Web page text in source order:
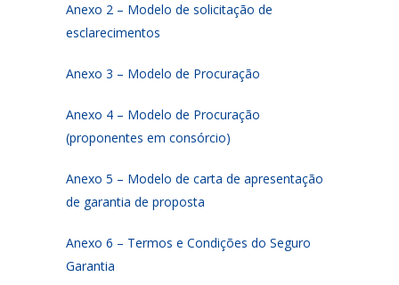
Anexo 2 – Modelo de solicitação de
esclarecimentos
Anexo 3 – Modelo de Procuração
Anexo 4 – Modelo de Procuração
(proponentes em consórcio)
Anexo 5 – Modelo de carta de apresentação
de garantia de proposta
Anexo 6 – Termos e Condições do Seguro
Garantia